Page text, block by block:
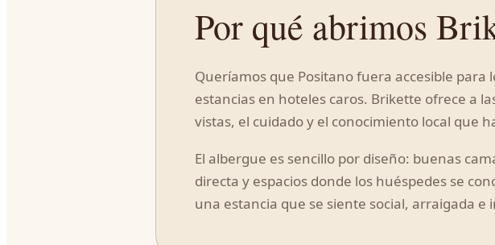
Por qué abrimos
Queríamos que Positano fuera accesible para
estancias en hoteles caros. Brikette ofrece a
vistas, el cuidado y el conocimiento local que
El albergue es sencillo por diseño: buenas
directa y espacios donde los huéspedes se
una estancia que se siente social, arraigada